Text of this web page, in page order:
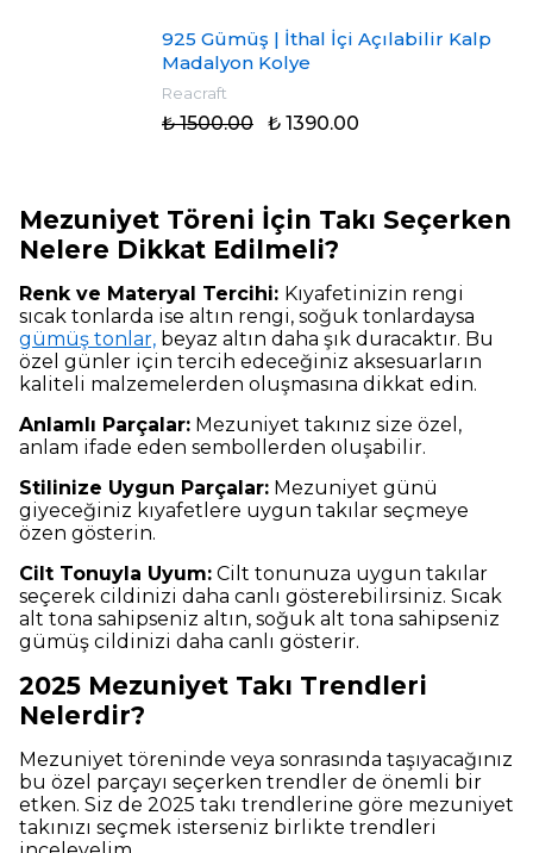
925 Gümüş | İthal İçi Açılabilir Kalp
Madalyon Kolye
Reacraft
₺ 1500.00 ₺ 1390.00
Mezuniyet Töreni İçin Takı Seçerken
Nelere Dikkat Edilmeli?
Renk ve Materyal Tercihi: Kıyafetinizin rengi
sıcak tonlarda ise altın rengi, soğuk tonlardaysa
gümüş tonlar, beyaz altın daha şık duracaktır. Bu
özel günler için tercih edeceğiniz aksesuarların
kaliteli malzemelerden oluşmasına dikkat edin.
Anlamlı Parçalar: Mezuniyet takınız size özel,
anlam ifade eden sembollerden oluşabilir.
Stilinize Uygun Parçalar: Mezuniyet günü
giyeceğiniz kıyafetlere uygun takılar seçmeye
özen gösterin.
Cilt Tonuyla Uyum: Cilt tonunuza uygun takılar
seçerek cildinizi daha canlı gösterebilirsiniz. Sıcak
alt tona sahipseniz altın, soğuk alt tona sahipseniz
gümüş cildinizi daha canlı gösterir.
2025 Mezuniyet Takı Trendleri
Nelerdir?
Mezuniyet töreninde veya sonrasında taşıyacağınız
bu özel parçayı seçerken trendler de önemli bir
etken. Siz de 2025 takı trendlerine göre mezuniyet
takınızı seçmek isterseniz birlikte trendleri